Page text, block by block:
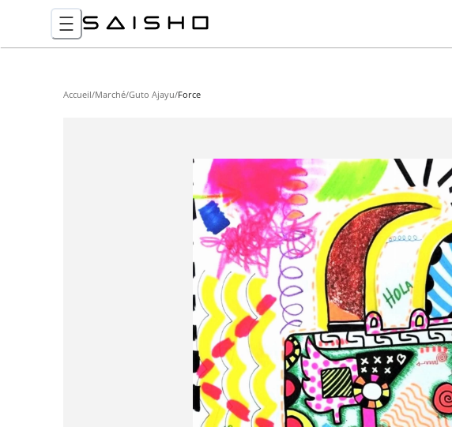
Accueil/Marché/Guto Ajayu/Force